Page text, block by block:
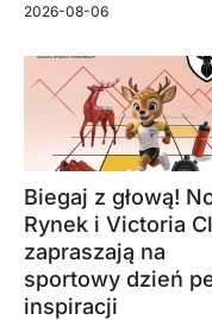
2026-08-06
Biegaj z głową!
Rynek i Victoria
zapraszają na
sportowy dzień
inspiracji